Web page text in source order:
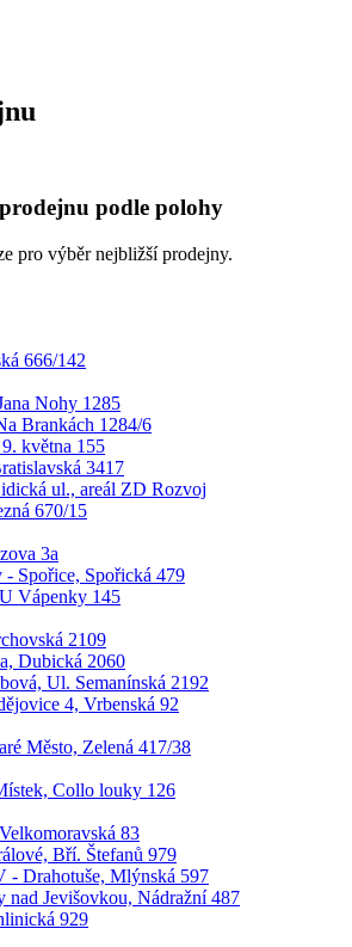
podle polohy
pro výběr nejbližší prodejny.
666/142
Nohy 1285
Brankách 1284/6
května 155
3417
ul., areál ZD Rozvoj
670/15
3a
- Spořice, Spořická 479
Vápenky 145
2109
Dubická 2060
Ul. Semanínská 2192
4, Vrbenská 92
Město, Zelená 417/38
Collo louky 126
83
Bří. Štefanů 979
- Drahotuše, Mlýnská 597
nad Jevišovkou, Nádražní 487
929